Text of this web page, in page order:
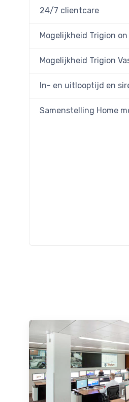
24/7 clientcare
Mogelijkheid Trigion
Mogelijkheid Trigion
In- en uitlooptijd en
Samenstelling Home